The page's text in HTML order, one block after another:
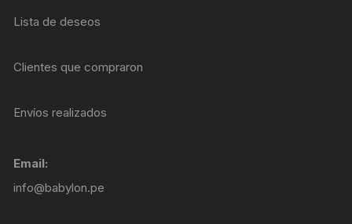
Lista de deseos
Clientes que compraron
Envíos realizados
Email:
info@babylon.pe